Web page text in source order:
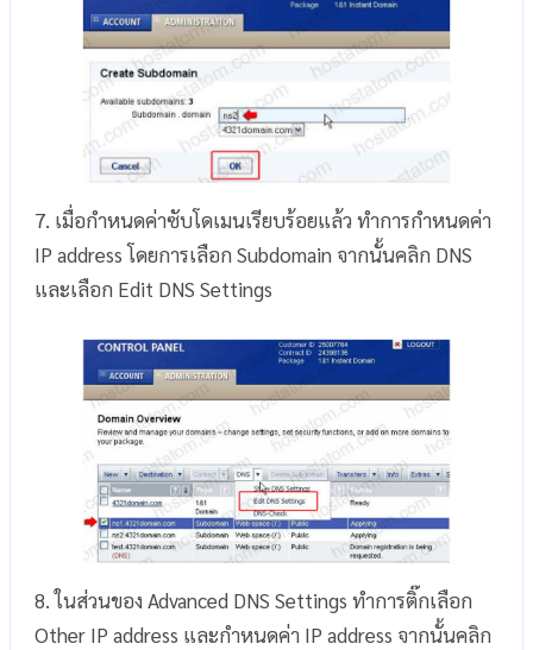
7. เมื่อกำหนดค่าซับโดเมนเรียบร้อยแล้ว ทำการกำหนดค่า
IP address โดยการเลือก Subdomain จากนั้นคลิก DNS
และเลือก Edit DNS Settings
8. ในส่วนของ Advanced DNS Settings ทำการติ๊กเลือก
Other IP address และกำหนดค่า IP address จากนั้นคลิก